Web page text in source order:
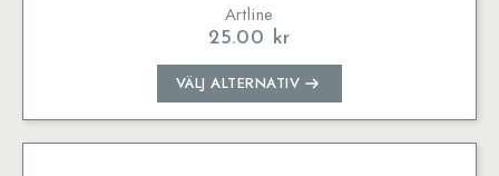
Artline
25.00 kr
VÄLJ ALTERNATIV
Den
här
produkten
har